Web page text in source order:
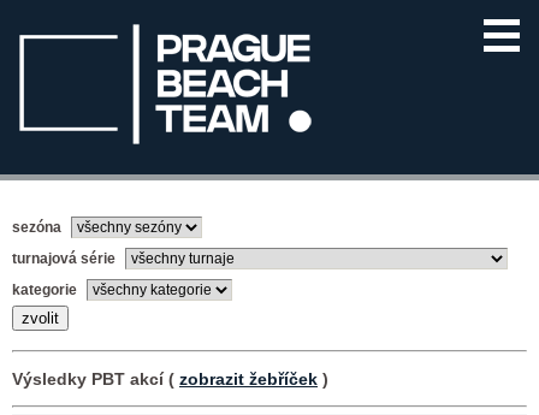
sezóna
turnajová série
kategorie
Výsledky PBT akcí ( zobrazit žebříček )